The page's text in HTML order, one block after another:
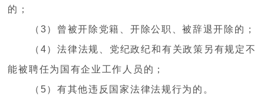
的；
（3）曾被开除党籍、开除公职、被辞退开除的；
（4）法律法规、党纪政纪和有关政策另有规定不
能被聘任为国有企业工作人员的；
（5）有其他违反国家法律法规行为的 。